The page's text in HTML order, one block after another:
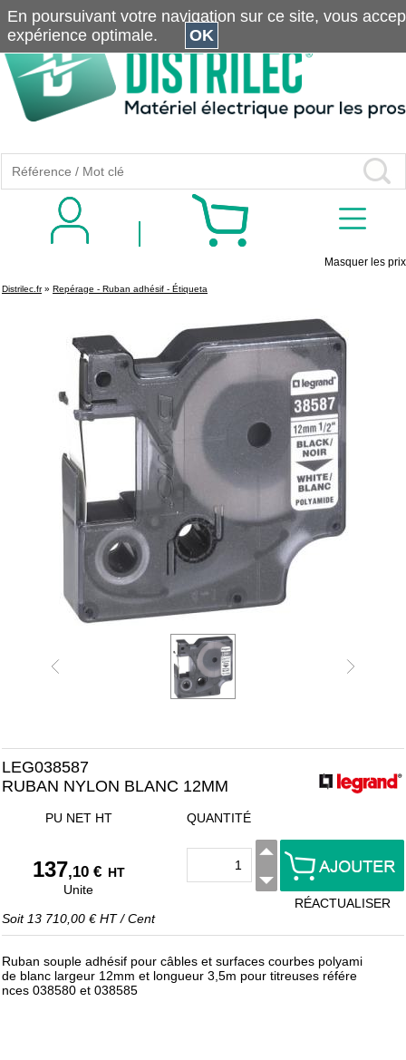
Masquer les prix
Distrilec.fr» Repérage - Ruban adhésif - Étiqueta
LEG038587
RUBAN NYLON BLANC 12MM
PU NET HT
137,10 € HT
Unite
Soit 13 710,00 € HT/Cent
QUANTITÉ
RÉACTUALISER
Ruban souple adhésif pour câbles et surfaces courbes polyami
de blanc largeur 12mm et longueur 3,5m pour titreuses référe
nces 038580 et 038585
En poursuivant votre navigation sur ce site, vous
expérience optimale.
OK